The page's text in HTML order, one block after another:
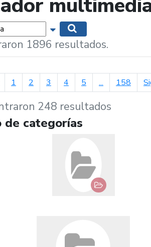
Mostrar opciones de
1896 resultados.
anterior
1 2 3 4 5 ... 158
248 resultados
de categorías